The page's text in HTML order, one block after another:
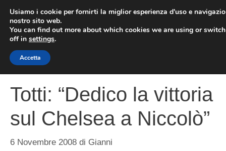
contenuto
Totti: “Dedico la vittoria
sul Chelsea a Niccolò”
6 Novembre 2008 di Gianni
Usiamo i cookie per fornirti la miglior esperienza d'uso e
nostro sito web.
You can find out more about which cookies we are using or
off in settings.
Accetta